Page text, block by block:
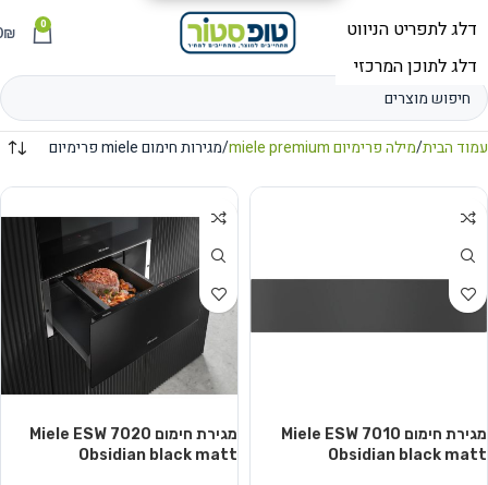
תפריט 0
₪
עמוד הבית מילה פרימיום miele premium מגירות חימום miele פרימיום
מגירת חימום Miele ESW 7010
Obsidian black matt
מגירת חימום Miele ESW 7020
Obsidian black matt